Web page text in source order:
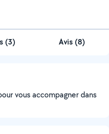
(3) Avis (8)
vous accompagner dans